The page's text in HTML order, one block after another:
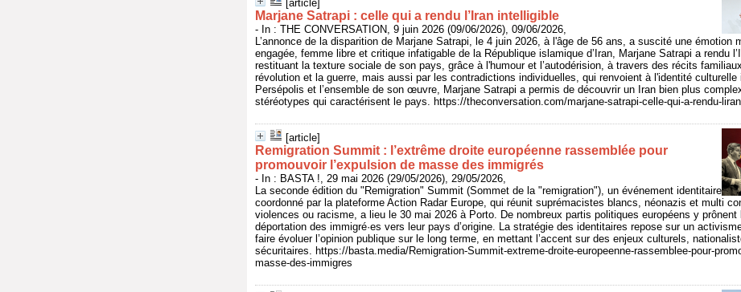
[article]
Marjane Satrapi : celle qui a rendu l’Iran intelligible
- In : THE CONVERSATION, 9 juin 2026 (09/06/2026), 09/06/2026,
L’annonce de la disparition de Marjane Satrapi, le 4 juin 2026, à l'âge de 56 ans, a suscité une émotion
engagée, femme libre et critique infatigable de la République islamique d’Iran, Marjane Satrapi a rendu
restituant la texture sociale de son pays, grâce à l'humour et l’autodérision, à travers des récits
révolution et la guerre, mais aussi par les contradictions individuelles, qui renvoient à l'identité culturelle
Persépolis et l’ensemble de son œuvre, Marjane Satrapi a permis de découvrir un Iran bien plus
stéréotypes qui caractérisent le pays. https://theconversation.com/marjane-satrapi-celle-qui-a-rendu-
[article]
Remigration Summit : l’extrême droite européenne rassemblée pour
promouvoir l’expulsion de masse des immigrés
- In : BASTA !, 29 mai 2026 (29/05/2026), 29/05/2026,
La seconde édition du "Remigration" Summit (Sommet de la "remigration"), un événement identitaire
coordonné par la plateforme Action Radar Europe, qui réunit suprémacistes blancs, néonazis et multi
violences ou racisme, a lieu le 30 mai 2026 à Porto. De nombreux partis politiques européens y prônent
déportation des immigré·es vers leur pays d’origine. La stratégie des identitaires repose sur un
faire évoluer l’opinion publique sur le long terme, en mettant l’accent sur des enjeux culturels,
sécuritaires. https://basta.media/Remigration-Summit-extreme-droite-europeenne-rassemblee-pour-
masse-des-immigres